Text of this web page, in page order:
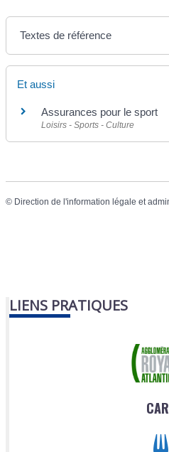
Textes de référence
Et aussi
Assurances pour le sport
Loisirs - Sports - Culture
© Direction de l'information légale et
LIENS PRATIQUES